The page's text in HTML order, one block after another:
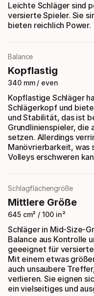
Leichte Schläger sind
versierte Spieler. Sie
bieten reichlich Power.
Balance
Kopflastig
340 mm / even
Kopflastige Schläger
Schlägerkopf und
und Stabilität, das ist
Grundlinienspieler, die
setzen. Allerdings
Manövrierbarkeit, was
Volleys erschweren
Schlagflächengröße
Mittlere Größe
645 cm² / 100 in²
Schläger in Mid-Size-
Balance aus Kontrolle
geeeignet für
Mit einem etwas
auch unsaubere
verlieren. Sie eignen
ein vielseitiges und